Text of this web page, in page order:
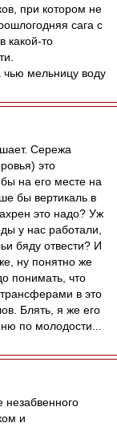
при котором не
сага с
какой-то
мельницу воду
Сережа
это
на его месте на
бы вертикаль в
это надо? Уж
у нас работали,
бяду отвести? И
ну понятно же
понимать, что
в это
Блять, я же его
по молодости...
незабвенного
и